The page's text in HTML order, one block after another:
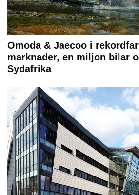
Omoda & Jaecoo i
marknader, en miljon bilar
Sydafrika